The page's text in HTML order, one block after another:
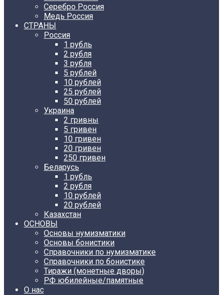
Серебро Россия
Медь Россия
СТРАНЫ
Россия
1 рубль
2 рубля
3 рубля
5 рублей
10 рублей
25 рублей
50 рублей
Украина
2 гривны
5 гривен
10 гривен
20 гривен
250 гривен
Беларусь
1 рубль
2 рубля
10 рублей
20 рублей
Казахстан
ОСНОВЫ
Основы нумизматики
Основы бонистики
Справочники по нумизматике
Справочники по бонистике
Тиражи (монетные дворы)
РФ юбилейные/памятные
О нас